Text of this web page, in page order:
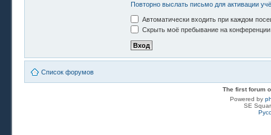
Повторно выслать письмо для активации
Автоматически входить при каждом
Скрыть моё пребывание на конференции
Список форумов
The first forum
Powered by
SE